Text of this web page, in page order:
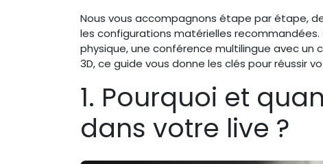
Nous vous accompagnons étape par étape,
les configurations matérielles
physique, une conférence multilingue avec
3D, ce guide vous donne les clés pour réussir
1. Pourquoi et
dans votre live ?